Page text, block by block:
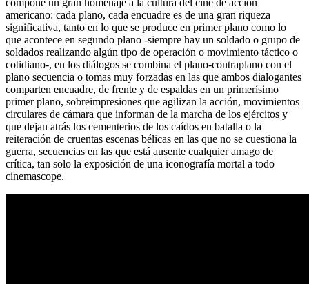
compone un gran homenaje a la cultura del cine de acción
americano: cada plano, cada encuadre es de una gran riqueza
significativa, tanto en lo que se produce en primer plano como lo
que acontece en segundo plano -siempre hay un soldado o grupo de
soldados realizando algún tipo de operación o movimiento táctico o
cotidiano-, en los diálogos se combina el plano-contraplano con el
plano secuencia o tomas muy forzadas en las que ambos dialogantes
comparten encuadre, de frente y de espaldas en un primerísimo
primer plano, sobreimpresiones que agilizan la acción, movimientos
circulares de cámara que informan de la marcha de los ejércitos y
que dejan atrás los cementerios de los caídos en batalla o la
reiteración de cruentas escenas bélicas en las que no se cuestiona la
guerra, secuencias en las que está ausente cualquier amago de
crítica, tan solo la exposición de una iconografía mortal a todo
cinemascope.